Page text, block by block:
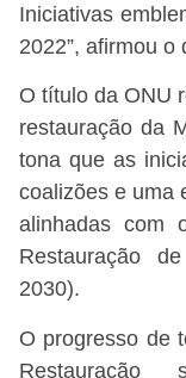
Iniciativas
2022”, afirmou o
O título da ONU
restauração da
tona que as
coalizões e uma
alinhadas com
Restauração
2030).
O progresso de